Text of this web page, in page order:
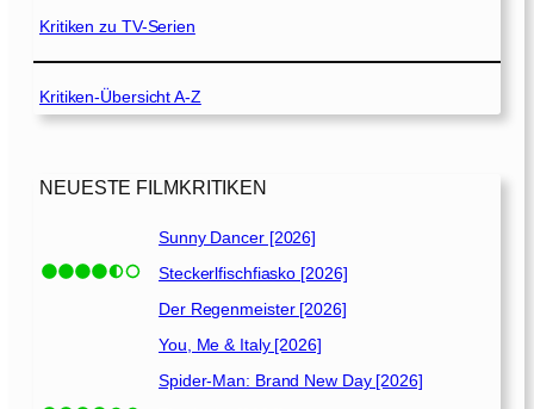
D
S
o
g
n
Kritiken zu TV-Serien
Kritiken-Übersicht A-Z
NEUESTE FILMKRITIKEN
Sunny Dancer [2026]
Steckerlfischfiasko [2026]
Der Regenmeister [2026]
You, Me & Italy [2026]
Spider-Man: Brand New Day [2026]